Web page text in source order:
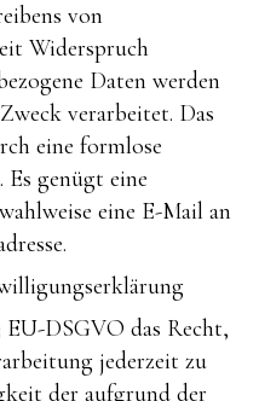
von
Widerspruch
Daten werden
verarbeitet. Das
eine formlose
genügt eine
eine E-Mail an
EU-DSGVO das Recht,
jederzeit zu
der aufgrund der